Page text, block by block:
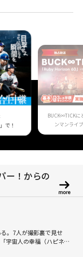
で！
BUCK∞TICKに
ンマンライ
ー！からの
。7人が撮影裏で見せ
宇宙人の幸福（ハピネ